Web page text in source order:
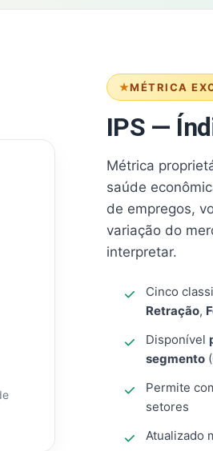
MÉTRICA
IPS —
Métrica
saúde
de empregos,
variação do
interpretar.
Cinco
Retração,
Disponível
segmento
Permite
setores
Atualizado